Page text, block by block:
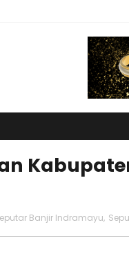
Banjir Indramayu,